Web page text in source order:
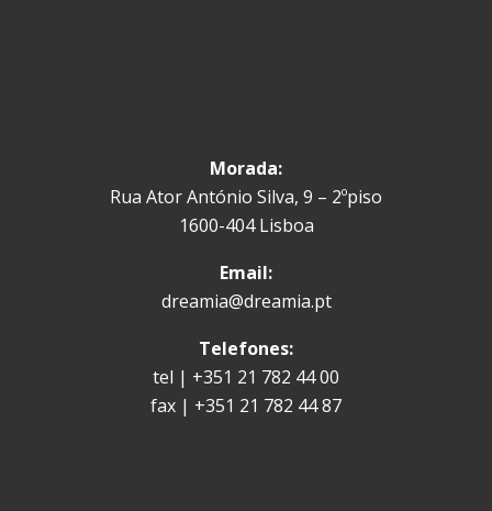
Morada:
Rua Ator António Silva, 9 – 2ºpiso
1600-404 Lisboa
Email:
dreamia@dreamia.pt
Telefones:
tel | +351 21 782 44 00
fax | +351 21 782 44 87